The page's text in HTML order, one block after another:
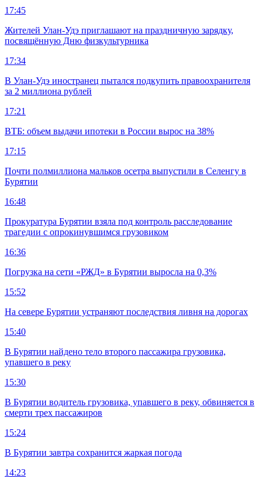
17:45
Жителей Улан-Удэ приглашают на праздничную зарядку,
посвящённую Дню физкультурника
17:34
В Улан-Удэ иностранец пытался подкупить правоохранителя
за 2 миллиона рублей
17:21
ВТБ: объем выдачи ипотеки в России вырос на 38%
17:15
Почти полмиллиона мальков осетра выпустили в Селенгу в
Бурятии
16:48
Прокуратура Бурятии взяла под контроль расследование
трагедии с опрокинувшимся грузовиком
16:36
Погрузка на сети «РЖД» в Бурятии выросла на 0,3%
15:52
На севере Бурятии устраняют последствия ливня на дорогах
15:40
В Бурятии найдено тело второго пассажира грузовика,
упавшего в реку
15:30
В Бурятии водитель грузовика, упавшего в реку, обвиняется в
смерти трех пассажиров
15:24
В Бурятии завтра сохранится жаркая погода
14:23